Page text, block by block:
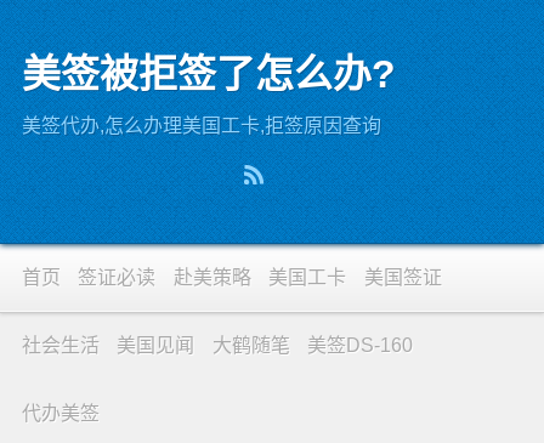
美签被拒签了怎么办?
美签代办,怎么办理美国工卡,拒签原因查询
首页 签证必读 赴美策略 美国工卡 美国签证
社会生活 美国见闻 大鹤随笔 美签DS-160
代办美签